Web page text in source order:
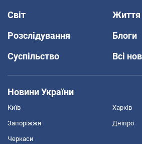
Світ
Життя
Розслідування
Блоги
Суспільство
Всі
Новини України
Київ Харків
Запоріжжя Дніпро
Черкаси